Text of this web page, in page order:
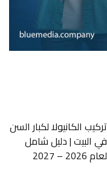
تركيب الكانيولا لكبار السن
في البيت | دليل شامل
لعام 2026 – 2027